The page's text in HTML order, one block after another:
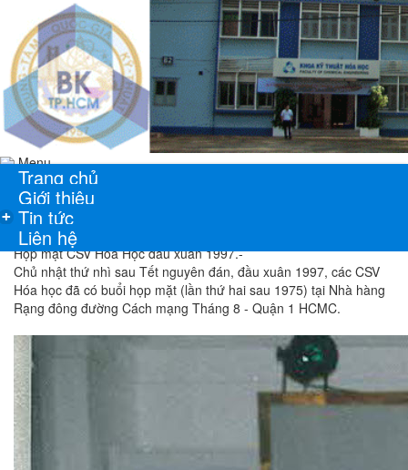
Menu
Trang chủ
Giới thiệu
+ Tin tức
Liên hệ
Họp mặt CSV Hóa Học đầu xuân 1997.-
Chủ nhật thứ nhì sau Tết nguyên đán, đầu xuân 1997, các CSV
Hóa học đã có buổi họp mặt (lần thứ hai sau 1975) tại Nhà hàng
Rạng đông đường Cách mạng Tháng 8 - Quận 1 HCMC.